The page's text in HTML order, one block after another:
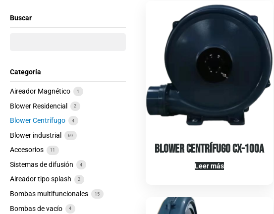
Buscar
Categoría
Aireador Magnético 1
Blower Residencial 2
Blower Centrífugo 4
Blower industrial 69
Accesorios 11
Sistemas de difusión 4
Aireador tipo splash 2
Bombas multifuncionales 15
Bombas de vacío 4
Blower Centrífugo CX-100A
Leer más